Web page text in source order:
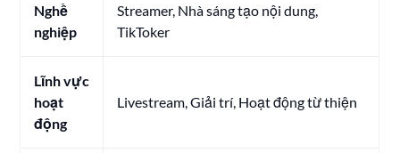
Nghề
nghiệp
Streamer, Nhà sáng tạo nội dung,
TikToker
Lĩnh vực
hoạt
động
Livestream, Giải trí, Hoạt động từ thiện